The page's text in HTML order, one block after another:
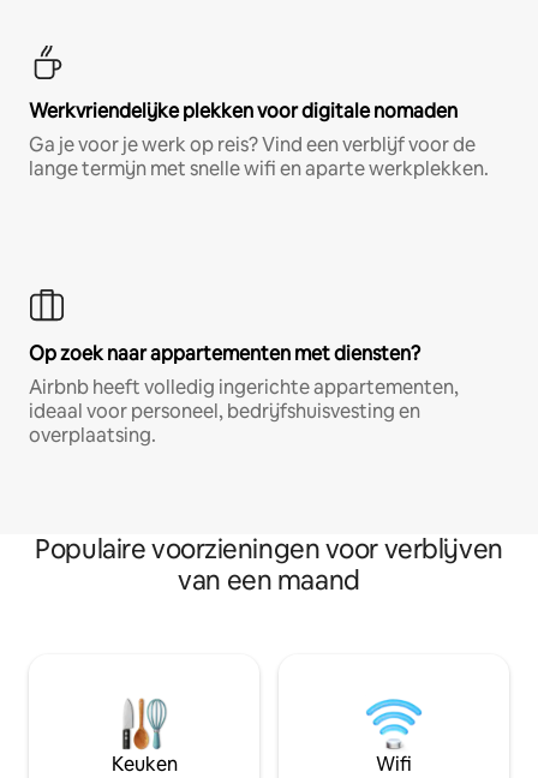
Werkvriendelijke plekken voor digitale nomaden
Ga je voor je werk op reis? Vind een verblijf voor de
lange termijn met snelle wifi en aparte werkplekken.
Op zoek naar appartementen met diensten?
Airbnb heeft volledig ingerichte appartementen,
ideaal voor personeel, bedrijfshuisvesting en
overplaatsing.
Populaire voorzieningen voor verblijven
van een maand
Keuken Wifi